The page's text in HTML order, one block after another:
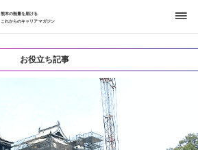
熊本の熱量を届ける
これからのキャリアマガジン
お役立ち記事